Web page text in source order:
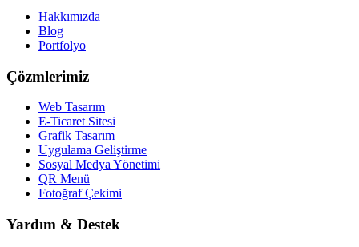
Hakkımızda
Blog
Portfolyo
Çözmlerimiz
Web Tasarım
E-Ticaret Sitesi
Grafik Tasarım
Uygulama Geliştirme
Sosyal Medya Yönetimi
QR Menü
Fotoğraf Çekimi
Yardım & Destek